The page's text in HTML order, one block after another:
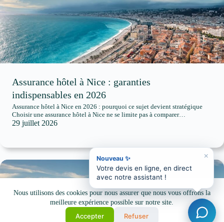
Nous utilisons des cookies pour nous assurer que nous vous offrons la
meilleure expérience possible sur notre site.
Accepter Refuser
Assurance hôtel à Nice : garanties
indispensables en 2026
Assurance hôtel à Nice en 2026 : pourquoi ce sujet devient stratégique
Choisir une assurance hôtel à Nice ne se limite pas à comparer…
29 juillet 2026
×
Nouveau ✨
Votre devis en ligne, en direct
avec notre assistant !